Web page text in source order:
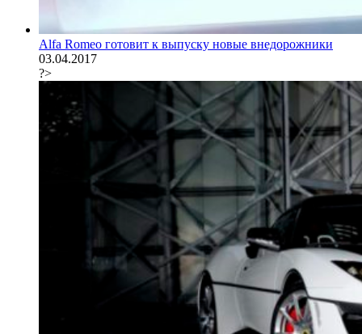
Alfa Romeo готовит к выпуску новые внедорожники
03.04.2017
?>